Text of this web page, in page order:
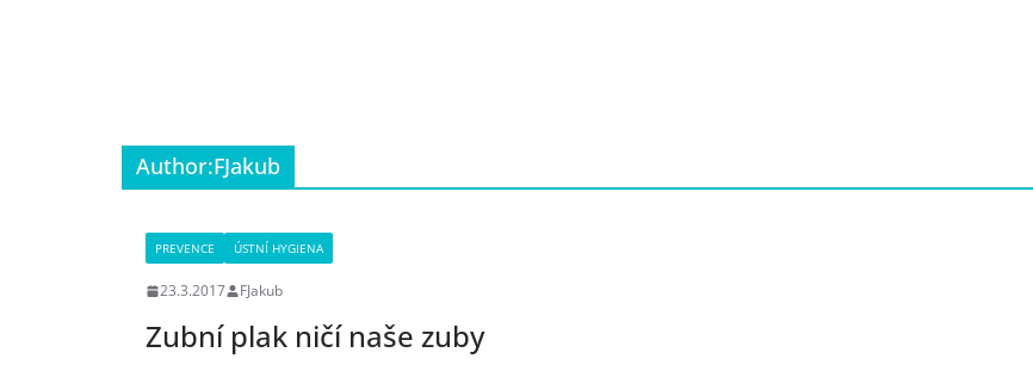
Author:FJakub
PREVENCE ÚSTNÍ HYGIENA
23.3.2017 FJakub
Zubní plak ničí naše zuby